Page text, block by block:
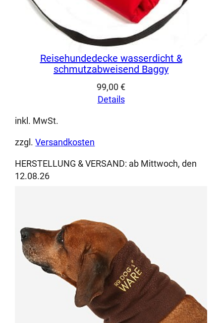
Reisehundedecke wasserdicht &
schmutzabweisend Baggy
99,00 €
Details
inkl. MwSt.
zzgl.Versandkosten
HERSTELLUNG & VERSAND: ab Mittwoch, den
12.08.26